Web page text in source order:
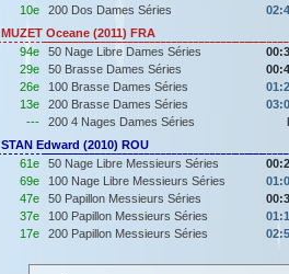
10e
200 Dos Dames Séries
MUZET Oceane (2011) FRA
94e
50 Nage Libre Dames Séries
29e
50 Brasse Dames Séries
26e
100 Brasse Dames Séries
13e
200 Brasse Dames Séries
---
200 4 Nages Dames Séries
STAN Edward (2010) ROU
61e
50 Nage Libre Messieurs Séries
69e
100 Nage Libre Messieurs Séries
47e
50 Papillon Messieurs Séries
37e
100 Papillon Messieurs Séries
17e
200 Papillon Messieurs Séries